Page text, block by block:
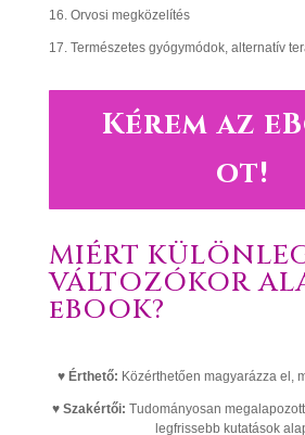
16. Orvosi megközelítés
17. Természetes gyógymódok, alternatív
Kérem az
ot!
MIÉRT
VÁLTOZÓKOR
eBOOK?
♥ Érthető: Közérthetően magyarázza el,
♥Szakértői: Tudományosan
legfrissebb kutatások